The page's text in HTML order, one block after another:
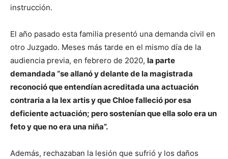
instrucción.
El año pasado esta familia presentó una demanda civil en
otro Juzgado. Meses más tarde en el mismo día de la
audiencia previa, en febrero de 2020, la parte
demandada “se allanó y delante de la magistrada
reconoció que entendían acreditada una actuación
contraria a la lex artis y que Chloe falleció por esa
deficiente actuación; pero sostenían que ella solo era un
feto y que no era una niña”.
Además, rechazaban la lesión que sufrió y los daños